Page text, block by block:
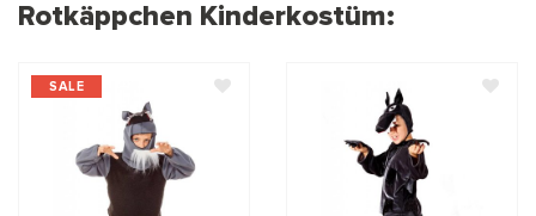
Rotkäppchen Kinderkostüm:
SALE